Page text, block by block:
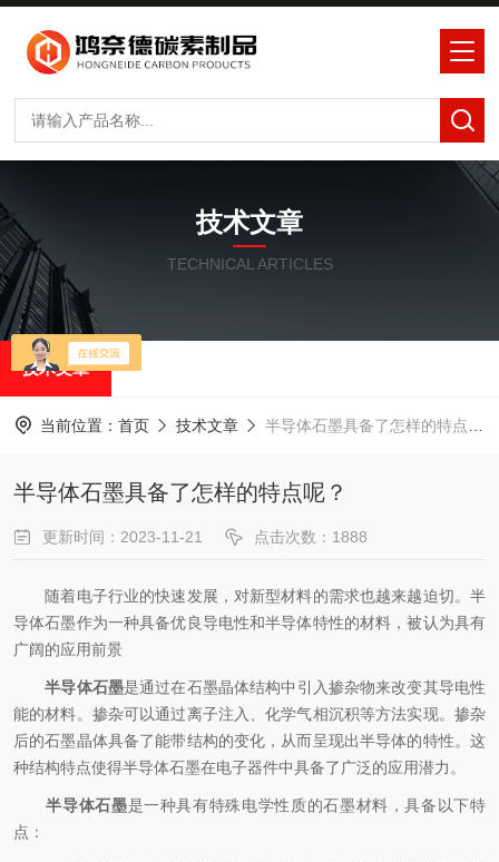
技术文章
TECHNICAL ARTICLES
技术文章
当前位置： 首页 技术文章 半导体石墨具备了怎样的特点呢？
半导体石墨具备了怎样的特点呢？
更新时间：2023-11-21 点击次数：1888
随着电子行业的快速发展，对新型材料的需求也越来越迫切。半
导体石墨作为一种具备优良导电性和半导体特性的材料，被认为具有
广阔的应用前景
半导体石墨是通过在石墨晶体结构中引入掺杂物来改变其导电性
能的材料。掺杂可以通过离子注入、化学气相沉积等方法实现。掺杂
后的石墨晶体具备了能带结构的变化，从而呈现出半导体的特性。这
种结构特点使得半导体石墨在电子器件中具备了广泛的应用潜力。
半导体石墨是一种具有特殊电学性质的石墨材料，具备以下特
点：